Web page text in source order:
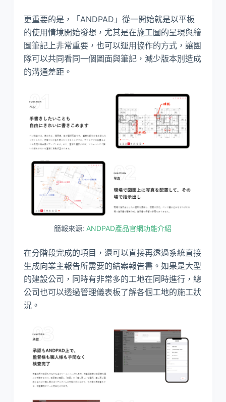
更重要的是，「ANDPAD」從一開始就是以平板
的使用情境開始發想，尤其是在施工圖的呈現與繪
圖筆記上非常重要，也可以運用協作的方式，讓團
隊可以共同看同一個圖面與筆記，減少版本別造成
的溝通差距。
簡報來源: ANDPAD產品官網功能介紹
在分階段完成的項目，還可以直接再透過系統直接
生成向業主報告所需要的結案報告書。如果是大型
的建設公司，同時有非常多的工地在同時進行，總
公司也可以透過管理儀表板了解各個工地的施工狀
況。